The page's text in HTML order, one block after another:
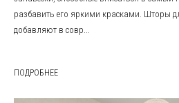
разбавить его яркими красками. Шторы
добавляют в совр...
ПОДРОБНЕЕ